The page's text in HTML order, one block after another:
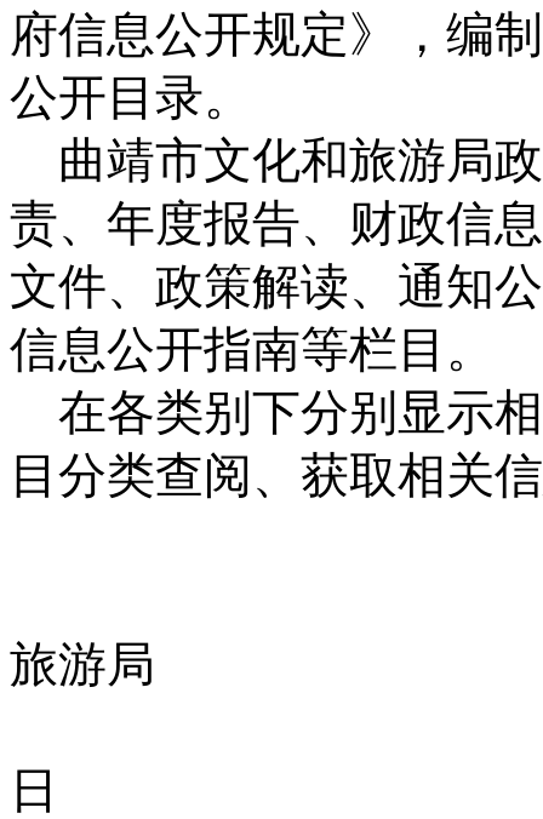
府信息公开规定》，编
公开目录。
曲靖市文化和旅游局
责、年度报告、财政信
文件、政策解读、通知
信息公开指南等栏目。
在各类别下分别显示
目分类查阅、获取相关
旅游局
日